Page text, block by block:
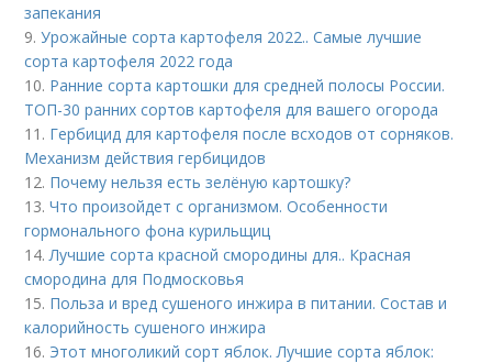
запекания
9.Урожайные сорта картофеля 2022.. Самые лучшие
сорта картофеля 2022 года
10. Ранние сорта картошки для средней полосы России.
ТОП-30 ранних сортов картофеля для вашего огорода
11. Гербицид для картофеля после всходов от сорняков.
Механизм действия гербицидов
12. Почему нельзя есть зелёную картошку?
13.Что произойдет с организмом. Особенности
гормонального фона курильщиц
14. Лучшие сорта красной смородины для.. Красная
смородина для Подмосковья
15. Польза и вред сушеного инжира в питании. Состав и
калорийность сушеного инжира
16. Этот многоликий сорт яблок. Лучшие сорта яблок: